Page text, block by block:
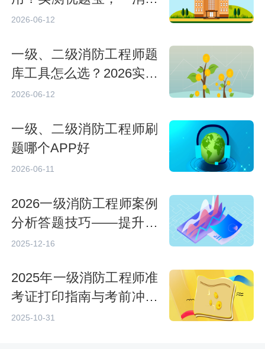
考刷题神器推荐
2026-06-12
一级、二级消防工程师题
库工具怎么选？2026实战
测评与使用指南
2026-06-12
一级、二级消防工程师刷
题哪个APP好
2026-06-11
2026一级消防工程师案例
分析答题技巧——提升得
分的系统方法
2025-12-16
2025年一级消防工程师准
考证打印指南与考前冲刺
要点
2025-10-31